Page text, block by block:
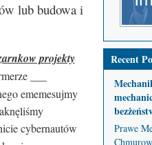
lub budowa i
projekty
___
ememesujmy
cybernautów
Recent
Prawe